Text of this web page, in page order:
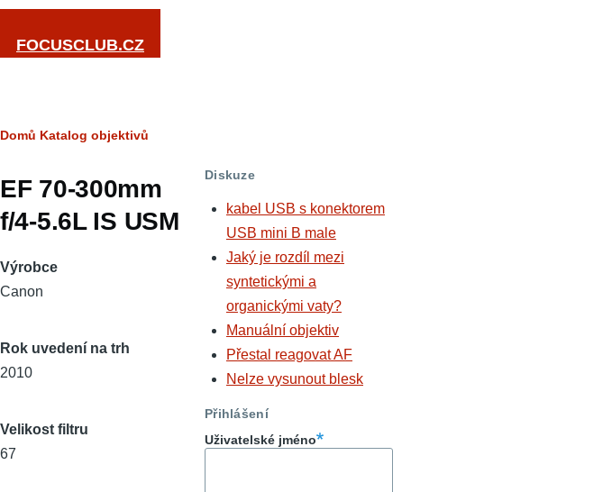
Přejít k hlavnímu obsahu
FOCUSCLUB.CZ
Drobečková
Domů Katalog objektivů
EF 70-300mm
f/4-5.6L IS USM
Výrobce
Canon
Rok uvedení na trh
2010
Velikost filtru
67
Diskuze
kabel USB s konektorem
USB mini B male
Jaký je rozdíl mezi
syntetickými a
organickými vaty?
Manuální objektiv
Přestal reagovat AF
Nelze vysunout blesk
Přihlášení
Uživatelské jméno